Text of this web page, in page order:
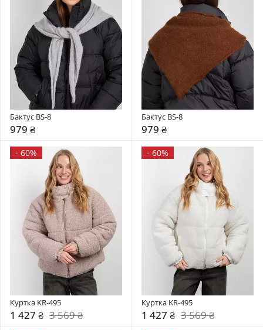
Бактус BS-8
979 ₴
Бактус BS-8
979 ₴
- 60%
Куртка KR-495
1 427 ₴ 3 569 ₴
- 60%
Куртка KR-495
1 427 ₴ 3 569 ₴